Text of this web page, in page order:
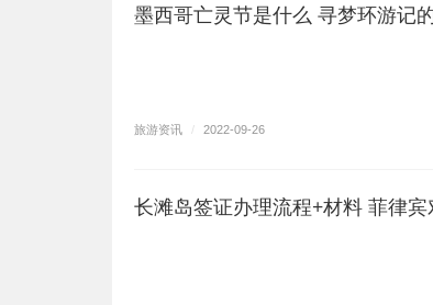
墨西哥亡灵节是什么 寻梦环游记
旅游资讯 / 2022-09-26
长滩岛签证办理流程+材料 菲律